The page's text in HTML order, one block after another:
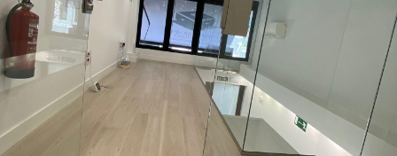
Cardenal Silíceo Local 4
Pisos